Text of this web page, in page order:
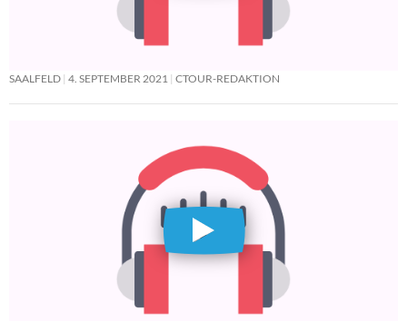
SAALFELD 4. SEPTEMBER 2021 CTOUR-REDAKTION